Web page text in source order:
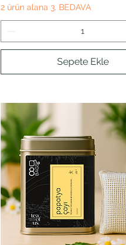
2 ürün alana 3. BEDAVA
Sepete Ekle